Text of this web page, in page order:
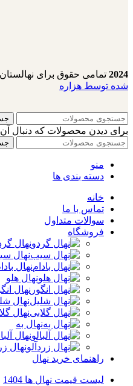
2024 تمامی حقوق برای نهالستان 20 نهال محفوظ میباشد
شده توسط هزاره
برای دیدن محصولات که دنبال آن
منو
دسته بندی ها
خانه
تماس با ما
سوالات متداول
فروشگاه
نهال
نهال
نهال
نهال هلو
نهال
نهال
نهال
نهال به
نهال
نهال
راهنمای خرید نهال
لیست قیمت نهال ها 1404